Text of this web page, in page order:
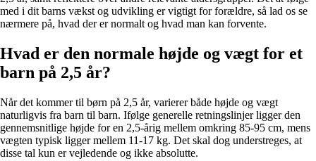
med i dit barns vækst og udvikling er vigtigt for forældre, så lad os se
nærmere på, hvad der er normalt og hvad man kan forvente.
Hvad er den normale højde og vægt for et
barn på 2,5 år?
Når det kommer til børn på 2,5 år, varierer både højde og vægt
naturligvis fra barn til barn. Ifølge generelle retningslinjer ligger den
gennemsnitlige højde for en 2,5-årig mellem omkring 85-95 cm, mens
vægten typisk ligger mellem 11-17 kg. Det skal dog understreges, at
disse tal kun er vejledende og ikke absolutte.